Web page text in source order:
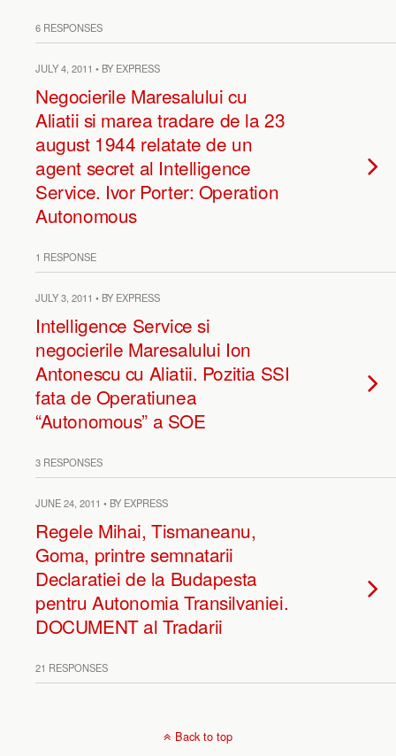
6 RESPONSES
JULY 4, 2011 • BY EXPRESS
Negocierile Maresalului cu
Aliatii si marea tradare de la 23
august 1944 relatate de un
agent secret al Intelligence
Service. Ivor Porter: Operation
Autonomous
1 RESPONSE
JULY 3, 2011 • BY EXPRESS
Intelligence Service si
negocierile Maresalului Ion
Antonescu cu Aliatii. Pozitia SSI
fata de Operatiunea
“Autonomous” a SOE
3 RESPONSES
JUNE 24, 2011 • BY EXPRESS
Regele Mihai, Tismaneanu,
Goma, printre semnatarii
Declaratiei de la Budapesta
pentru Autonomia Transilvaniei.
DOCUMENT al Tradarii
21 RESPONSES
Back to top